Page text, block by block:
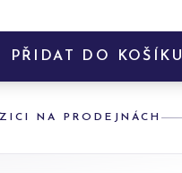
PŘIDAT DO KOŠÍKU
NA PRODEJNÁCH